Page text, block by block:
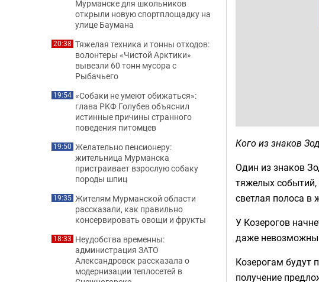
Кого из знаков
Один из знаков
тяжелых событий,
светлая полоса в
У Козерогов
даже
Козерогам будут
получение
Мурманске для школьников
открыли новую спортплощадку на
улице Баумана
20:38 Тяжелая техника и тонны отходов:
волонтеры «Чистой Арктики»
вывезли 60 тонн мусора с
Рыбачьего
19:54 «Собаки не умеют обижаться»:
глава РКФ Голубев объяснил
истинные причины странного
поведения питомцев
19:50 Желательно пенсионеру:
жительница Мурманска
пристраивает взрослую собаку
породы шпиц
19:35 Жителям Мурманской области
рассказали, как правильно
консервировать овощи и фрукты
18:33 Неудобства временны:
администрация ЗАТО
Александровск рассказала о
модернизации теплосетей в